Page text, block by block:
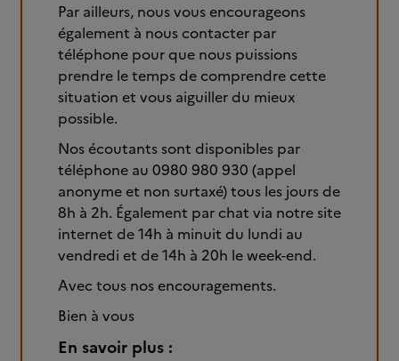
Par ailleurs, nous vous encourageons
également à nous contacter par
téléphone pour que nous puissions
prendre le temps de comprendre cette
situation et vous aiguiller du mieux
possible.
Nos écoutants sont disponibles par
téléphone au 0980 980 930 (appel
anonyme et non surtaxé) tous les jours de
8h à 2h. Également par chat via notre site
internet de 14h à minuit du lundi au
vendredi et de 14h à 20h le week-end.
Avec tous nos encouragements.
Bien à vous
En savoir plus :